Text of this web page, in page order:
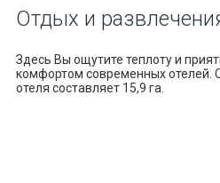
Отдых и
Здесь Вы ощутите теплоту и
комфортом современных отелей.
отеля составляет 15,9 га.